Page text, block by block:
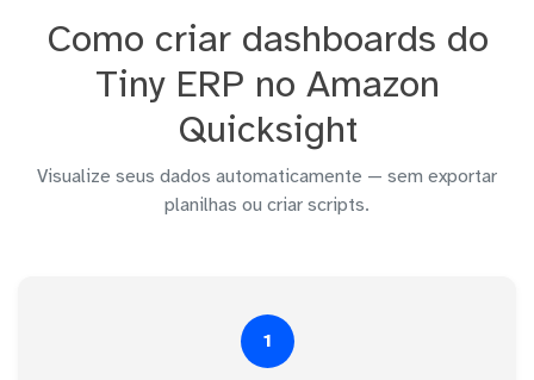
Como criar dashboards do
Tiny ERP no Amazon
Quicksight
Visualize seus dados automaticamente — sem exportar
planilhas ou criar scripts.
1